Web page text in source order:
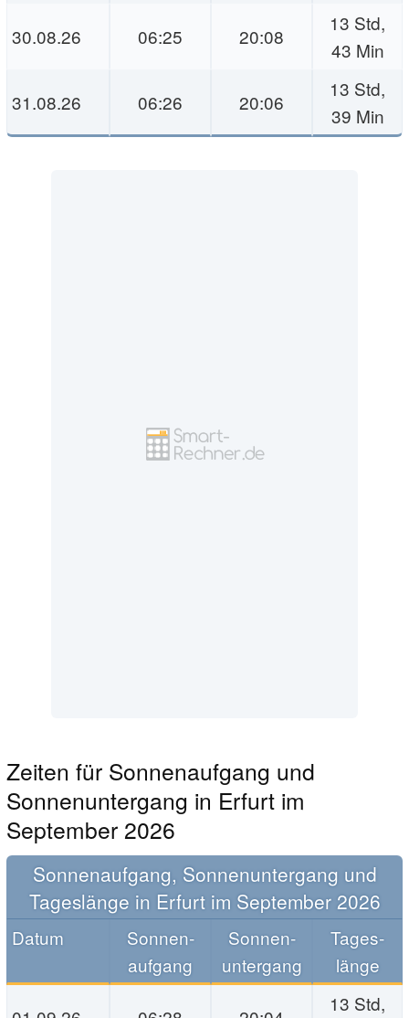
30.08.26 06:25 20:08
13 Std,
43 Min
31.08.26 06:26 20:06
13 Std,
39 Min
Zeiten für Sonnenaufgang und
Sonnenuntergang in Erfurt im
September 2026
Sonnen­aufgang, Sonnen­unter­gang und
Tages­länge in Erfurt im September 2026
Datum
Sonnen­
aufgang
Sonnen­
unter­gang
Tages­
länge
13 Std,